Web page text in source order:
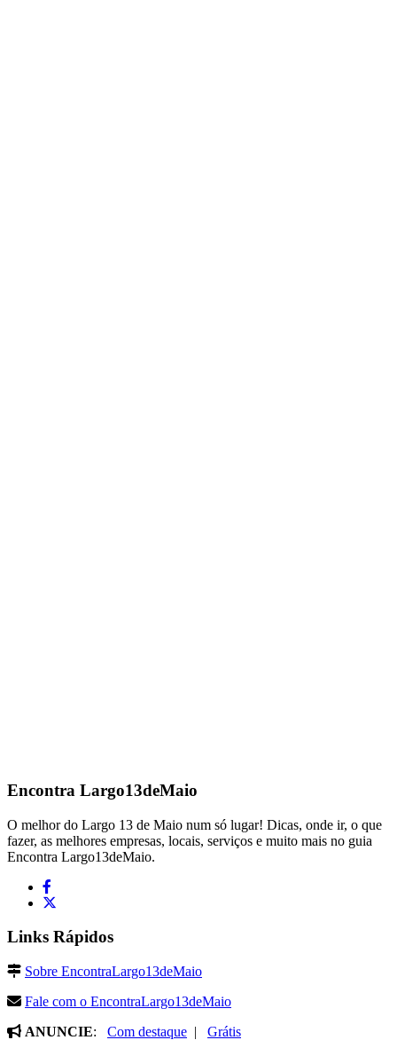
Encontra Largo13deMaio
O melhor do Largo 13 de Maio num só lugar! Dicas, onde ir, o que
fazer, as melhores empresas, locais, serviços e muito mais no guia
Encontra Largo13deMaio.
Links Rápidos
Sobre EncontraLargo13deMaio
Fale com o EncontraLargo13deMaio
ANUNCIE: Com destaque | Grátis